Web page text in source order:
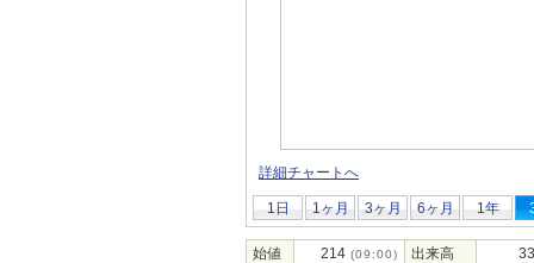
詳細チャートへ
1日 1ヶ月 3ヶ月 6ヶ月 1年
始値 214 (09:00) 出来高